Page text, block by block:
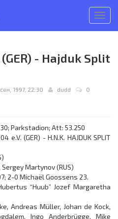
меню
- Hajduk Split
1997, 22:30 dudd
0
Parkstadion; Att: 53.250
e.V. (GER) - H.N.K. HAJDUK SPLIT
Martynov (RUS)
2-0 Michaël Goossens 23.
“Huub” Jozef Margaretha
Andreas Müller, Johan de Kock,
Ingo Anderbrügge, Mike